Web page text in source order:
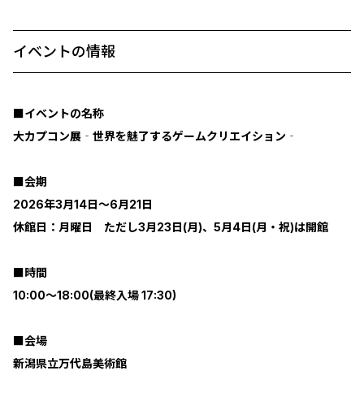
イベントの情報
■イベントの名称
大カプコン展‐世界を魅了するゲームクリエイション‐
■会期
2026年3月14日～6月21日
休館日：月曜日 ただし3月23日(月)、5月4日(月・祝)は開館
■時間
10:00～18:00(最終入場 17:30)
■会場
新潟県立万代島美術館